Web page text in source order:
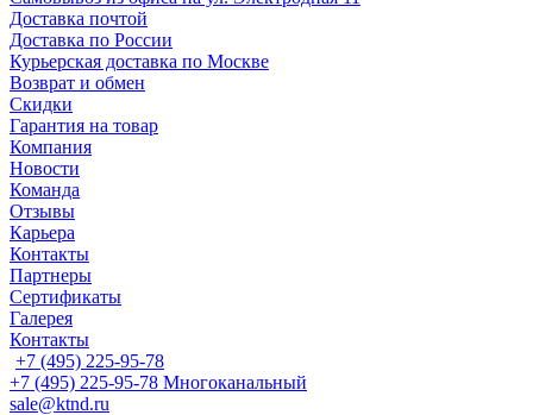
Доставка почтой
Доставка по России
Курьерская доставка по Москве
Возврат и обмен
Скидки
Гарантия на товар
Компания
Новости
Команда
Отзывы
Карьера
Контакты
Партнеры
Сертификаты
Галерея
Контакты
+7 (495) 225-95-78
+7 (495) 225-95-78 Многоканальный
sale@ktnd.ru